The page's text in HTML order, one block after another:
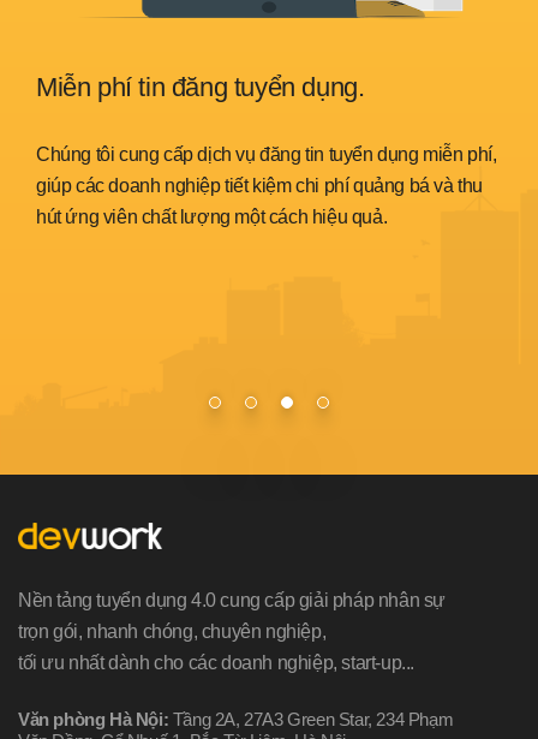
Miễn phí tin đăng tuyển dụng.
Chúng tôi cung cấp dịch vụ đăng tin tuyển dụng miễn phí,
giúp các doanh nghiệp tiết kiệm chi phí quảng bá và thu
hút ứng viên chất lượng một cách hiệu quả.
Nền tảng tuyển dụng 4.0 cung cấp giải pháp nhân sự
trọn gói, nhanh chóng, chuyên nghiệp,
tối ưu nhất dành cho các doanh nghiệp, start-up...
Văn phòng Hà Nội: Tầng 2A, 27A3 Green Star, 234 Phạm